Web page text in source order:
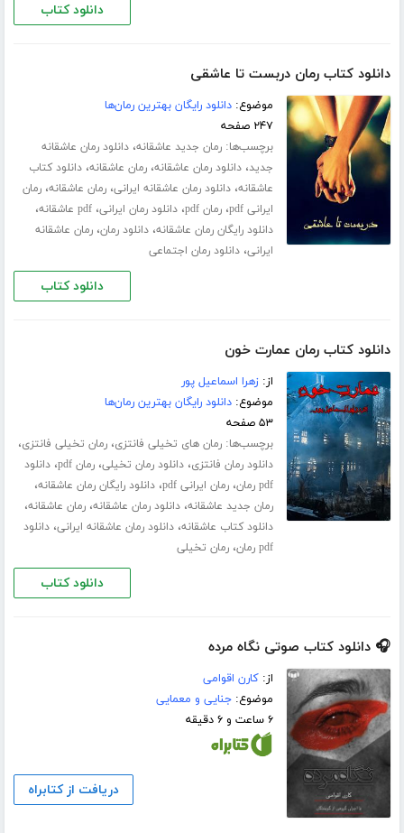
دانلود کتاب
دانلود کتاب رمان دربست تا عاشقی
موضوع:دانلود رایگان بهترین رمان‌ها
۲۴۷ صفحه
برچسب‌ها:رمان جدید عاشقانه،دانلود رمان عاشقانه
جدید،دانلود رمان عاشقانه،رمان عاشقانه،دانلود کتاب
عاشقانه،دانلود رمان عاشقانه ایرانی،رمان عاشقانه،رمان
ایرانی pdf
،رمان pdf ،دانلود رمان ایرانی،pdf عاشقانه ،
دانلود رایگان رمان عاشقانه،دانلود رمان،رمان عاشقانه
ایرانی،دانلود رمان اجتماعی
دانلود کتاب
دانلود کتاب رمان عمارت خون
از:زهرا اسماعیل پور
موضوع:دانلود رایگان بهترین رمان‌ها
۵۳ صفحه
برچسب‌ها:رمان های تخیلی فانتزی،رمان تخیلی فانتزی،
دانلود رمان فانتزی،دانلود رمان تخیلی،رمان pdf ،دانلود
pdf رمان
،رمان ایرانی pdf ،دانلود رایگان رمان عاشقانه،
رمان جدید عاشقانه،دانلود رمان عاشقانه،رمان عاشقانه،
دانلود کتاب عاشقانه،دانلود رمان عاشقانه ایرانی،دانلود
pdf رمان
،رمان تخیلی
دانلود کتاب
🎧 دانلود کتاب صوتی نگاه مرده
از:کارن اقوامی
موضوع:جنایی و معمایی
۶ ساعت و ۶ دقیقه
دریافت از کتابراه